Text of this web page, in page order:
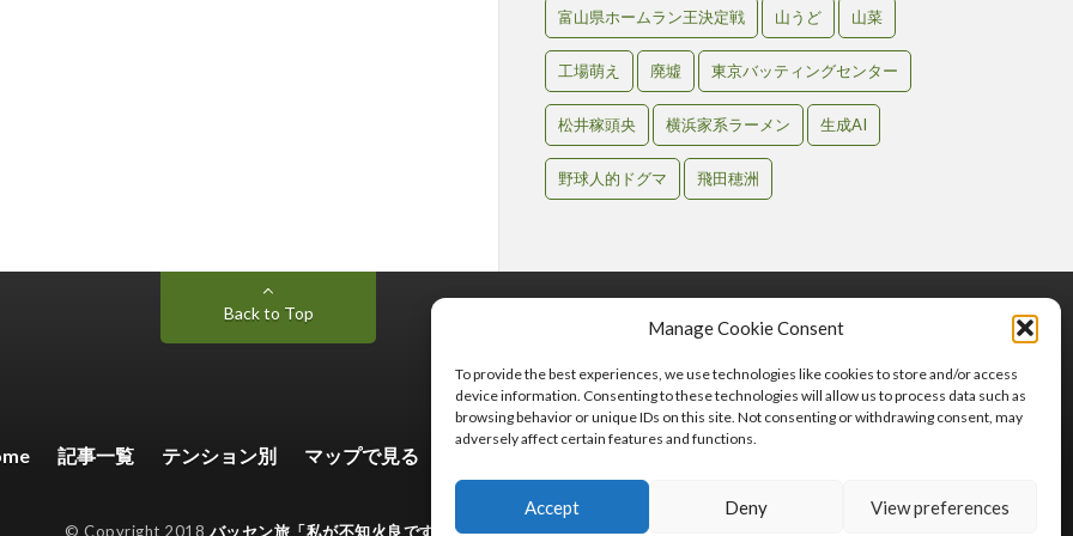
Manage Cookie Consent
To provide the best experiences, we use technologies like cookies to store and/or access
device information. Consenting to these technologies will allow us to process data such as
browsing behavior or unique IDs on this site. Not consenting or withdrawing consent, may
adversely affect certain features and functions.
Accept Deny View preferences
富山県ホームラン王決定戦 山うど 山菜
工場萌え 廃墟 東京バッティングセンター
松井稼頭央 横浜家系ラーメン 生成AI
野球人的ドグマ 飛田穂洲
Back to Top
記事一覧 テンション別 マップで見る
© Copyright 2018 バッセン旅「私が不知火良です。」.